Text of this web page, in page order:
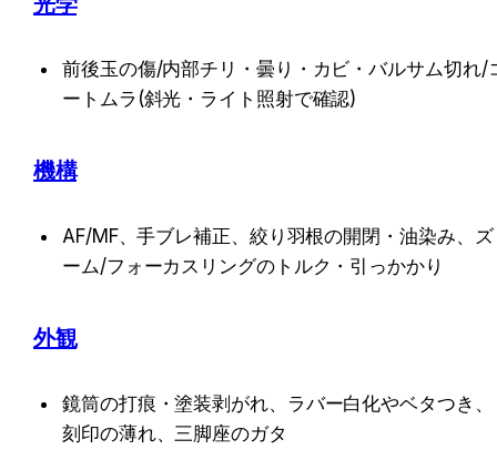
前後玉の傷/内部チリ・曇り・カビ・バルサム切れ/
ートムラ(斜光・ライト照射で確認)
機構
AF/MF、手ブレ補正、絞り羽根の開閉・油染み、ズ
ーム/フォーカスリングのトルク・引っかかり
外観
鏡筒の打痕・塗装剥がれ、ラバー白化やベタつき、
刻印の薄れ、三脚座のガタ